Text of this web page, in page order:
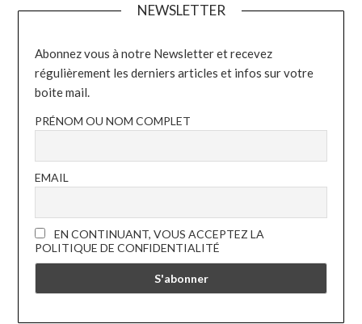
NEWSLETTER
Abonnez vous à notre Newsletter et recevez
régulièrement les derniers articles et infos sur votre
boite mail.
PRÉNOM OU NOM COMPLET
EMAIL
EN CONTINUANT, VOUS ACCEPTEZ LA
POLITIQUE DE CONFIDENTIALITÉ